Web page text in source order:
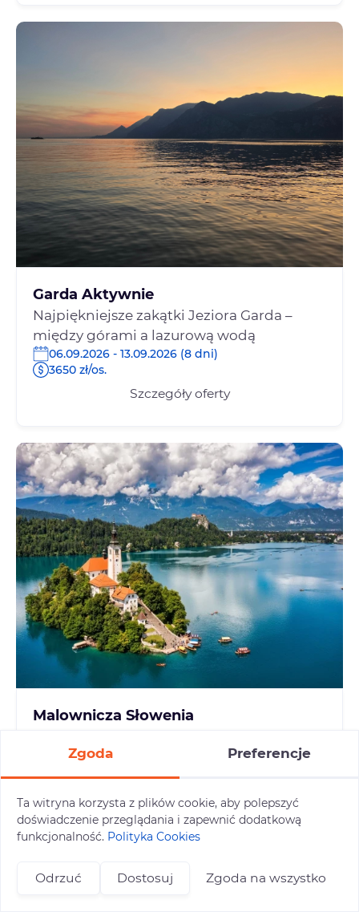
Garda Aktywnie
Najpiękniejsze zakątki Jeziora Garda –
między górami a lazurową wodą
06.09.2026 - 13.09.2026 (8 dni)
3650 zł/os.
Szczegóły oferty
Malownicza Słowenia
Postojna | Piran | Lublana
09.09.2026 - 13.09.2026 (5 dni)
Szczegóły oferty
Zgoda Preferencje
Ta witryna korzysta z plików cookie, aby polepszyć
doświadczenie przeglądania i zapewnić dodatkową
funkcjonalność. Polityka Cookies
Odrzuć Dostosuj Zgoda na wszystko